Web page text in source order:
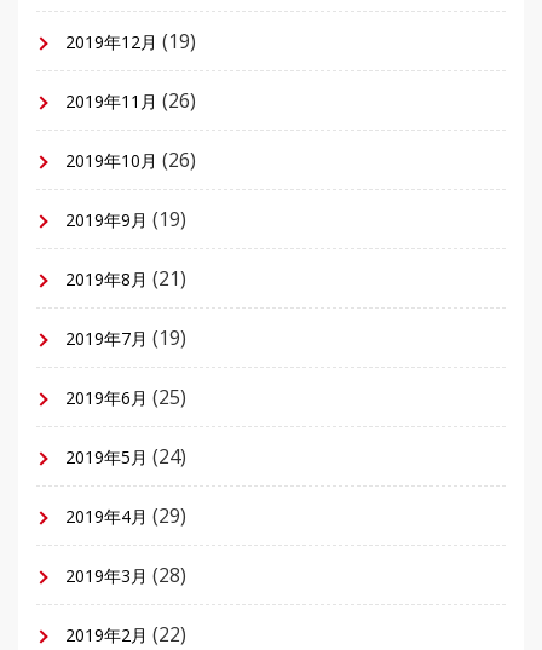
2019年12月 (19)
2019年11月 (26)
2019年10月 (26)
2019年9月 (19)
2019年8月 (21)
2019年7月 (19)
2019年6月 (25)
2019年5月 (24)
2019年4月 (29)
2019年3月 (28)
2019年2月 (22)